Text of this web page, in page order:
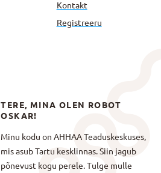
Kontakt
Registreeru
TERE, MINA OLEN ROBOT
OSKAR!
Minu kodu on AHHAA Teaduskeskuses,
mis asub Tartu kesklinnas. Siin jagub
põnevust kogu perele. Tulge mulle